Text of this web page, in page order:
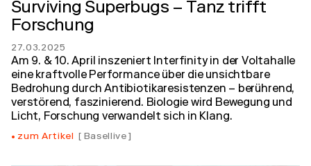
Surviving Superbugs – Tanz trifft
Forschung
27.03.2025
Am 9. & 10. April inszeniert Interfinity in der Voltahalle
eine kraftvolle Performance über die unsichtbare
Bedrohung durch Antibiotikaresistenzen – berührend,
verstörend, faszinierend. Biologie wird Bewegung und
Licht, Forschung verwandelt sich in Klang.
zum Artikel Basellive